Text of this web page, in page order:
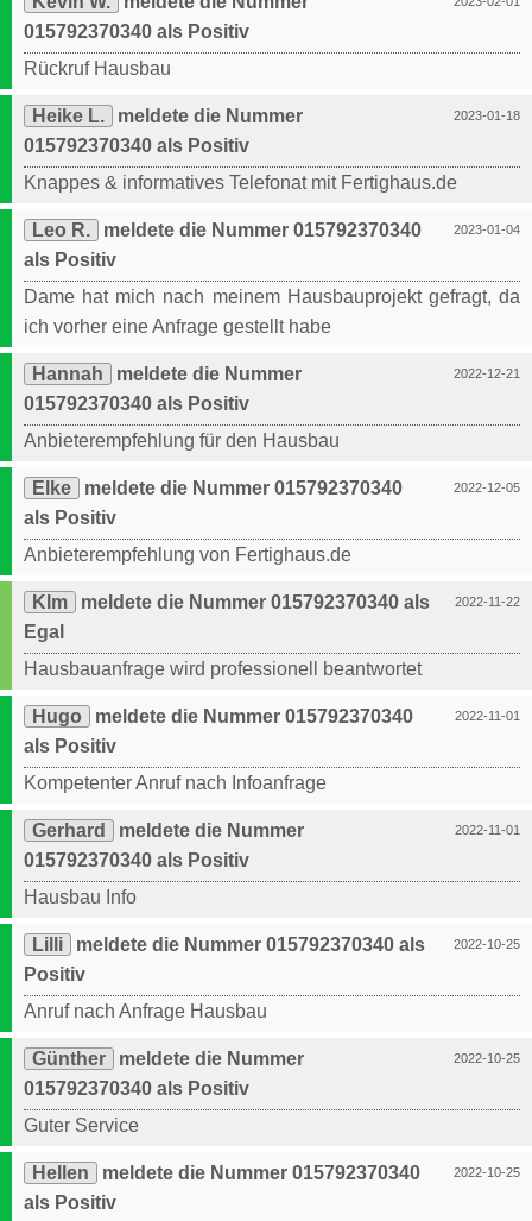
015792370340 als Positiv
Rückruf Hausbau
2023-01-18
Heike L.
meldete die Nummer
015792370340 als Positiv
Knappes & informatives Telefonat mit Fertighaus.de
2023-01-04
Leo R.
meldete die Nummer 015792370340
als Positiv
Dame hat mich nach meinem Hausbauprojekt gefragt, da
ich vorher eine Anfrage gestellt habe
2022-12-21
Hannah
meldete die Nummer
015792370340 als Positiv
Anbieterempfehlung für den Hausbau
2022-12-05
Elke
meldete die Nummer 015792370340
als Positiv
Anbieterempfehlung von Fertighaus.de
2022-11-22
KIm
meldete die Nummer 015792370340 als
Egal
Hausbauanfrage wird professionell beantwortet
2022-11-01
Hugo
meldete die Nummer 015792370340
als Positiv
Kompetenter Anruf nach Infoanfrage
2022-11-01
Gerhard
meldete die Nummer
015792370340 als Positiv
Hausbau Info
2022-10-25
Lilli
meldete die Nummer 015792370340 als
Positiv
Anruf nach Anfrage Hausbau
2022-10-25
Günther
meldete die Nummer
015792370340 als Positiv
Guter Service
2022-10-25
Hellen
meldete die Nummer 015792370340
als Positiv